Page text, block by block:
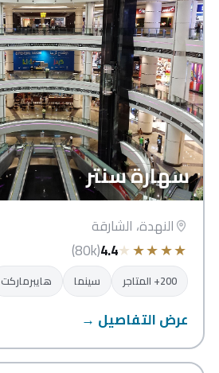
سهارة سنتر
النهدة، الشارقة
★
★
★
★
★
4.4
(80k)
200+ المتاجر سينما هايبرماركت
عرض التفاصيل →
سيتي سنتر الشارقة